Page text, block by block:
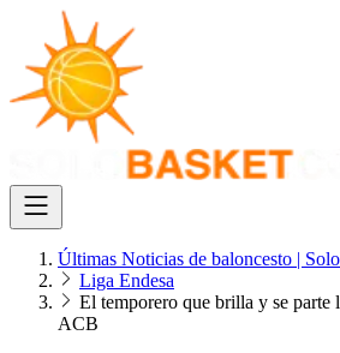
Últimas Noticias de baloncesto |
Liga Endesa
El temporero que brilla y se parte
ACB